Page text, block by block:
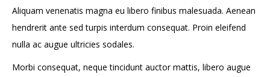
Aliquam venenatis magna eu libero finibus malesuada. Aenean
hendrerit ante sed turpis interdum consequat. Proin eleifend
nulla ac augue ultricies sodales.
Morbi consequat, neque tincidunt auctor mattis, libero augue